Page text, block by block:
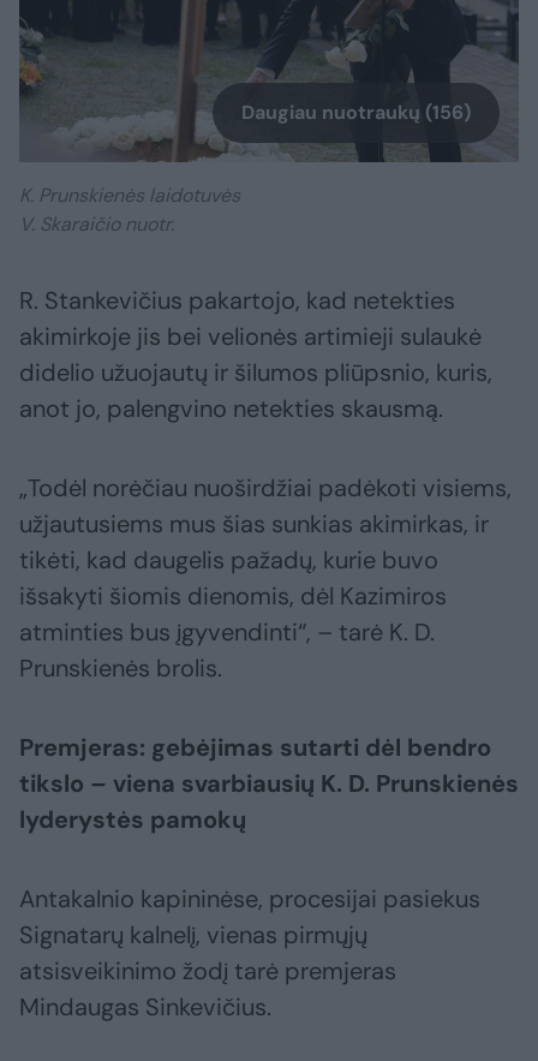
Daugiau nuotraukų (156)
K. Prunskienės laidotuvės
V. Skaraičio nuotr.
R. Stankevičius pakartojo, kad netekties
akimirkoje jis bei velionės artimieji sulaukė
didelio užuojautų ir šilumos pliūpsnio, kuris,
anot jo, palengvino netekties skausmą.
„Todėl norėčiau nuoširdžiai padėkoti visiems,
užjautusiems mus šias sunkias akimirkas, ir
tikėti, kad daugelis pažadų, kurie buvo
išsakyti šiomis dienomis, dėl Kazimiros
atminties bus įgyvendinti“, – tarė K. D.
Prunskienės brolis.
Premjeras: gebėjimas sutarti dėl bendro
tikslo – viena svarbiausių K. D. Prunskienės
lyderystės pamokų
Antakalnio kapininėse, procesijai pasiekus
Signatarų kalnelį, vienas pirmųjų
atsisveikinimo žodį tarė premjeras
Mindaugas Sinkevičius.